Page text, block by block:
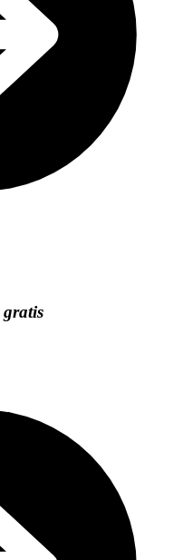
gratis